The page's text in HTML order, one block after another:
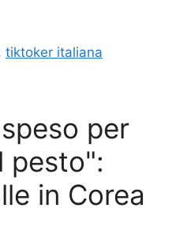
tiktoker italiana
per
pesto":
in Corea